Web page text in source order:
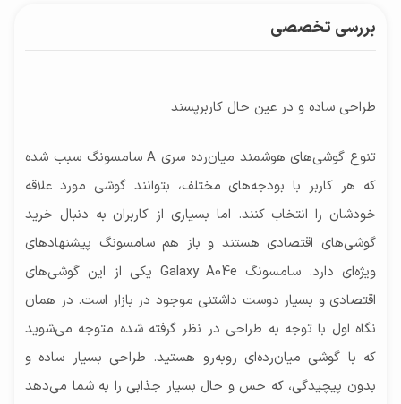
به فناوری فوکوس اتوماتیک - حسگر دوم از نوع
دریچه دیافراگم f/۲.۴
رزولوشن ۱۰۸۰ × ۱۹۲۰ و سرعت ۳۰ فریم بر ثانیه
(۱۰۸۰p@۳۰FPS)
Mediatek Helio P۳۵ Chipset
PowerVR GE۸۳۲۰ GPU
فرکانس پردازنده‌ مرکزی
۱.۸ - ۲.۳ گیگاهرتز
بررسی تخصصی
طراحی ساده و در عین حال کاربر‌پسند
تنوع گوشی‌های هوشمند میان‌رده سری A سامسونگ سبب شده
که هر کاربر با بودجه‌های مختلف، بتوانند گوشی مورد علاقه
خودشان را انتخاب کنند. اما بسیاری از کاربران به دنبال خرید
گوشی‌های اقتصادی هستند و باز هم سامسونگ پیشنهاد‌های
ویژه‌ای دارد. سامسونگ Galaxy A04e یکی از این گوشی‌های
اقتصادی و بسیار دوست داشتنی موجود در بازار است. در همان
نگاه اول با توجه به طراحی در نظر گرفته شده متوجه می‌شوید
که با گوشی میان‌رده‌ای رو‌به‌رو هستید. طراحی بسیار ساده و
بدون پیچیدگی، که حس و حال بسیار جذابی را به شما می‌دهد